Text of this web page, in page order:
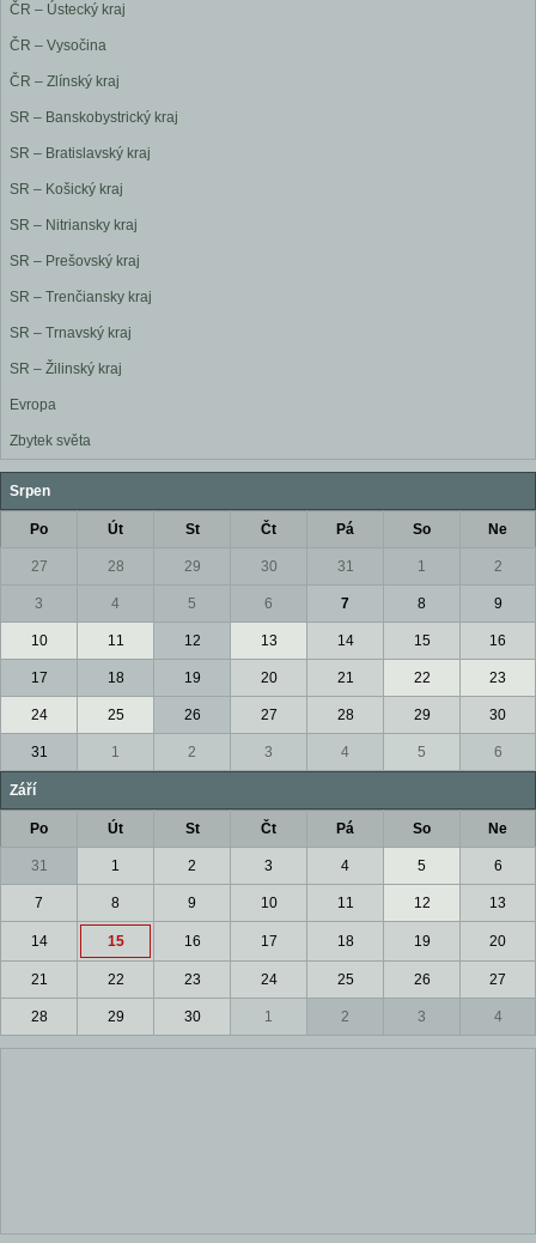
ČR – Ústecký kraj
ČR – Vysočina
ČR – Zlínský kraj
SR – Banskobystrický kraj
SR – Bratislavský kraj
SR – Košický kraj
SR – Nitriansky kraj
SR – Prešovský kraj
SR – Trenčiansky kraj
SR – Trnavský kraj
SR – Žilinský kraj
Evropa
Zbytek světa
Srpen
Po Út St Čt Pá So Ne
27 28 29 30 31 1 2
3 4 5 6 7 8 9
10 11 12 13 14 15 16
17 18 19 20 21 22 23
24 25 26 27 28 29 30
31 1 2 3 4 5 6
Září
Po Út St Čt Pá So Ne
31 1 2 3 4 5 6
7 8 9 10 11 12 13
14 15 16 17 18 19 20
21 22 23 24 25 26 27
28 29 30 1 2 3 4